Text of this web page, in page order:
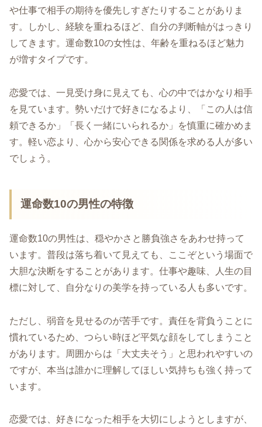
や仕事で相手の期待を優先しすぎたりすることがありま
す。しかし、経験を重ねるほど、自分の判断軸がはっきり
してきます。運命数10の女性は、年齢を重ねるほど魅力
が増すタイプです。
恋愛では、一見受け身に見えても、心の中ではかなり相手
を見ています。勢いだけで好きになるより、「この人は信
頼できるか」「長く一緒にいられるか」を慎重に確かめま
す。軽い恋より、心から安心できる関係を求める人が多い
でしょう。
運命数10の男性の特徴
運命数10の男性は、穏やかさと勝負強さをあわせ持って
います。普段は落ち着いて見えても、ここぞという場面で
大胆な決断をすることがあります。仕事や趣味、人生の目
標に対して、自分なりの美学を持っている人も多いです。
ただし、弱音を見せるのが苦手です。責任を背負うことに
慣れているため、つらい時ほど平気な顔をしてしまうこと
があります。周囲からは「大丈夫そう」と思われやすいの
ですが、本当は誰かに理解してほしい気持ちも強く持って
います。
恋愛では、好きになった相手を大切にしようとしますが、